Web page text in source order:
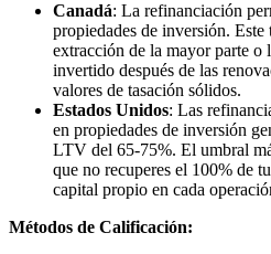
Canadá: La refinanciación
propiedades de inversión.
extracción de la mayor parte o
invertido después de las
valores de tasación sólidos.
Estados Unidos: Las
en propiedades de inversión
LTV del 65-75%. El umbral
que no recuperes el 100% de
capital propio en cada
Métodos de Calificación: